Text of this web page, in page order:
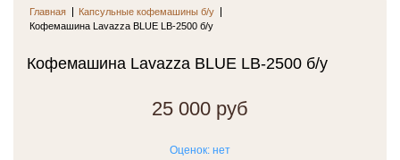
Главная
Капсульные кофемашины б/у
Кофемашина Lavazza BLUE LB-2500 б/у
Кофемашина Lavazza BLUE LB-2500 б/у
25 000 руб
Оценок: нет